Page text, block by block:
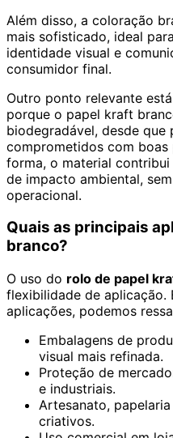
Além disso, a coloração
mais sofisticado, ideal
identidade visual e
consumidor final.
Outro ponto relevante
porque o papel kraft
biodegradável, desde
comprometidos com boas
forma, o material
de impacto ambiental,
operacional.
Quais as principais
branco?
O uso do rolo de papel
flexibilidade de aplicação.
aplicações, podemos
Embalagens de
visual mais refinada.
Proteção de
e industriais.
Artesanato,
criativos.